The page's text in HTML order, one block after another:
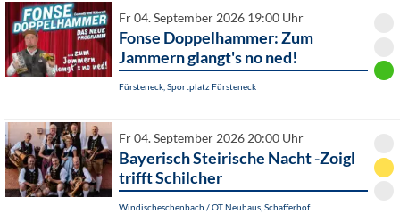
Fr 04. September 2026 19:00 Uhr
Fonse Doppelhammer: Zum
Jammern glangt's no ned!
Fürsteneck, Sportplatz Fürsteneck
Fr 04. September 2026 20:00 Uhr
Bayerisch Steirische Nacht -Zoigl
trifft Schilcher
Windischeschenbach / OT Neuhaus, Schafferhof